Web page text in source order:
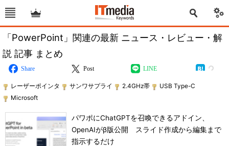
「PowerPoint」関連の最新 ニュース・レビュー・解
説 記事 まとめ
Share Post LINE
レーザーポインタ サンワサプライ 2.4GHz帯
USB Type-C
Microsoft
パワポにChatGPTを召喚できるアドイン、
OpenAIがβ版公開 スライド作成から編集まで
指示するだけ